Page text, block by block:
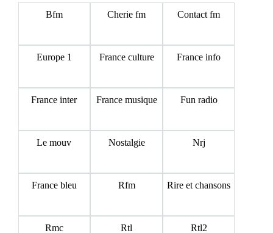
Bfm Cherie fm Contact fm
Europe 1 France culture France info
France inter France musique Fun radio
Le mouv Nostalgie Nrj
France bleu Rfm Rire et chansons
Rmc Rtl Rtl2